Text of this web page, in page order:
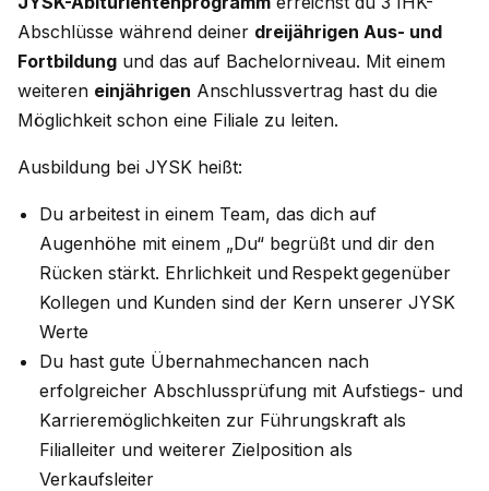
Abschlüsse während deiner dreijährigen Aus- und
Fortbildung und das auf Bachelorniveau. Mit einem
weiteren einjährigen Anschlussvertrag hast du die
Möglichkeit schon eine Filiale zu leiten.
Ausbildung bei JYSK heißt:
Du arbeitest in einem Team, das dich auf
Augenhöhe mit einem „Du“ begrüßt und dir den
Rücken stärkt. Ehrlichkeit und Respekt gegenüber
Kollegen und Kunden sind der Kern unserer JYSK
Werte
Du hast gute Übernahmechancen nach
erfolgreicher Abschlussprüfung mit Aufstiegs- und
Karrieremöglichkeiten zur Führungskraft als
Filialleiter und weiterer Zielposition als
Verkaufsleiter